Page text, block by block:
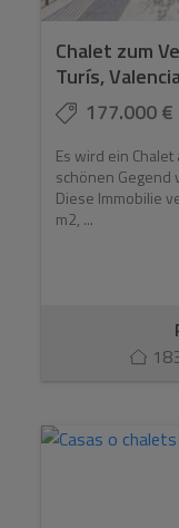
Chalet zum
Turís,
177.000 €
Es wird ein
schönen Gegend
Diese Immobilie
m2, ...